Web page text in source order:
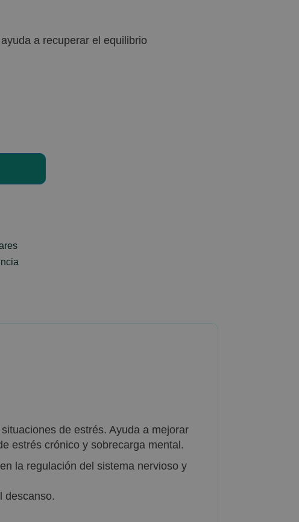
a recuperar el equilibrio
de estrés. Ayuda a mejorar
estrés crónico y sobrecarga mental.
la regulación del sistema nervioso y
descanso.